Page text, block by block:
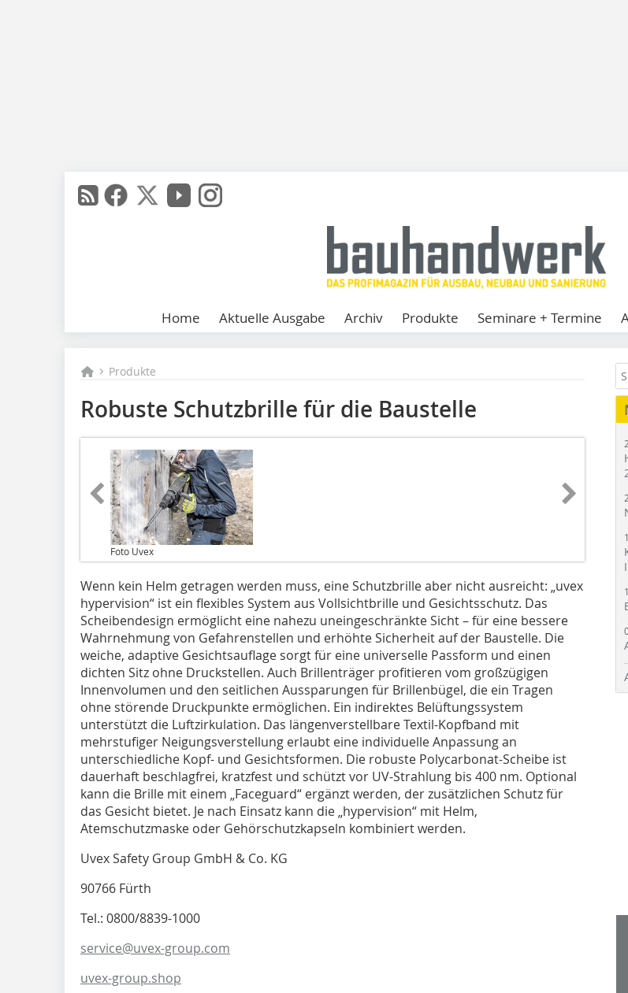
Home Aktuelle Ausgabe Archiv Produkte Seminare + Termine
Produkte
Robuste Schutzbrille für die Baustelle
Foto Uvex
Wenn kein Helm getragen werden muss, eine Schutzbrille aber nicht ausreicht: „uvex
hypervision“ ist ein flexibles System aus Vollsichtbrille und Gesichtsschutz. Das
Scheibendesign ermöglicht eine nahezu uneingeschränkte Sicht – für eine bessere
Wahrnehmung von Gefahrenstellen und erhöhte Sicherheit auf der Baustelle. Die
weiche, adaptive Gesichtsauflage sorgt für eine universelle Passform und einen
dichten Sitz ohne Druckstellen. Auch Brillenträger profitieren vom großzügigen
Innenvolumen und den seitlichen Aussparungen für Brillenbügel, die ein Tragen
ohne störende Druckpunkte ermöglichen. Ein indirektes Belüftungssystem
unterstützt die Luftzirkulation. Das längenverstellbare Textil-Kopfband mit
mehrstufiger Neigungsverstellung erlaubt eine individuelle Anpassung an
unterschiedliche Kopf- und Gesichtsformen. Die robuste Polycarbonat-Scheibe ist
dauerhaft beschlagfrei, kratzfest und schützt vor UV-Strahlung bis 400 nm. Optional
kann die Brille mit einem „Faceguard“ ergänzt werden, der zusätzlichen Schutz für
das Gesicht bietet. Je nach Einsatz kann die „hypervision“ mit Helm,
Atemschutzmaske oder Gehörschutzkapseln kombiniert werden.
Uvex Safety Group GmbH & Co. KG
90766 Fürth
Tel.: 0800/8839-1000
service@uvex-group.com
uvex-group.shop